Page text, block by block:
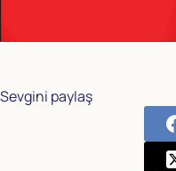
Sevgini paylaş